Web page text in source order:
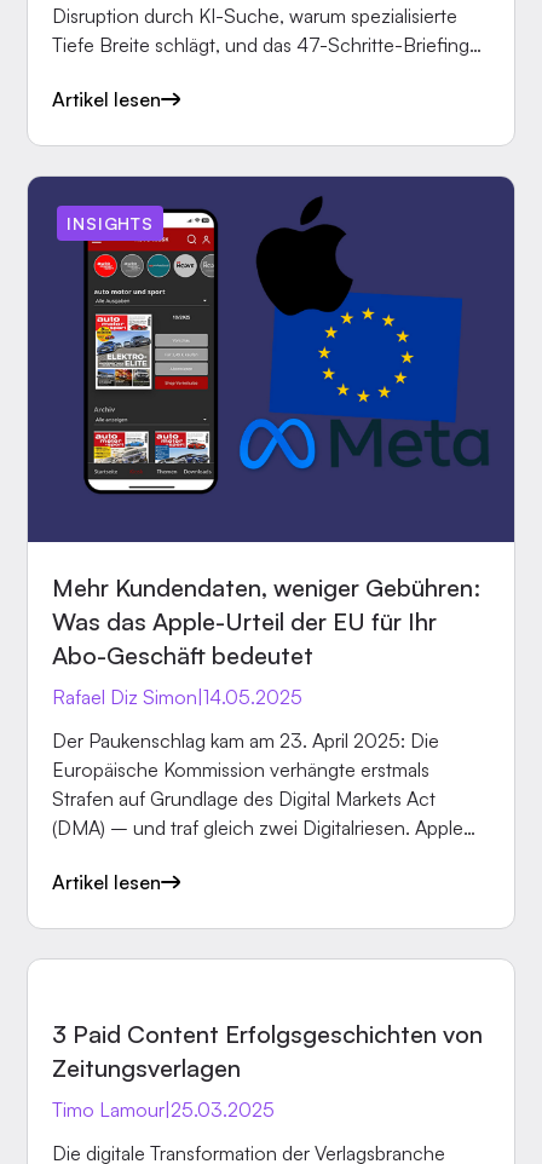
Disruption durch KI-Suche, warum spezialisierte
Tiefe Breite schlägt, und das 47-Schritte-Briefing-
Redaktionen verändert.
Artikel lesen
INSIGHTS
Mehr Kundendaten, weniger Gebühren:
Was das Apple-Urteil der EU für Ihr
Abo-Geschäft bedeutet
Rafael Diz Simon|14.05.2025
Der Paukenschlag kam am 23. April 2025: Die
Europäische Kommission verhängte erstmals
Strafen auf Grundlage des Digital Markets Act
(DMA) – und traf gleich zwei Digitalriesen. Apple
Millionen. Für Verlage ist die Apple-Entscheidung
Für Sie und Ihren Zeitungs- oder
Zeitschriftenverlag eröffnet sich damit eine
großartige Chance, die eigenen App-Strategien
neu auszurichten und Abhängigkeiten zu
reduzieren.
Artikel lesen
3 Paid Content Erfolgsgeschichten von
Zeitungsverlagen
Timo Lamour|25.03.2025
Die digitale Transformation der Verlagsbranche